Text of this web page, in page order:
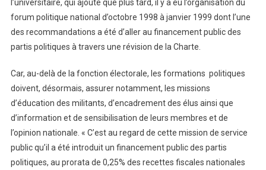
l’universitaire, qui ajoute que plus tard, il y a eu l’organisation du
forum politique national d’octobre 1998 à janvier 1999 dont l’une
des recommandations a été d’aller au financement public des
partis politiques à travers une révision de la Charte.
Car, au-delà de la fonction électorale, les formations politiques
doivent, désormais, assurer notamment, les missions
d’éducation des militants, d’encadrement des élus ainsi que
d’information et de sensibilisation de leurs membres et de
l’opinion nationale. « C’est au regard de cette mission de service
public qu’il a été introduit un financement public des partis
politiques, au prorata de 0,25% des recettes fiscales nationales